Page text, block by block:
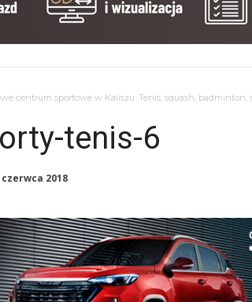
centrum sportowe w Kaliszu. Tenis, squash, badminton,
tenis-6
czerwca 2018